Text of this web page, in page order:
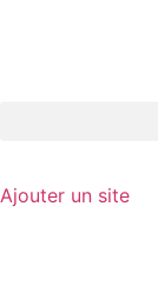
Ajouter un site